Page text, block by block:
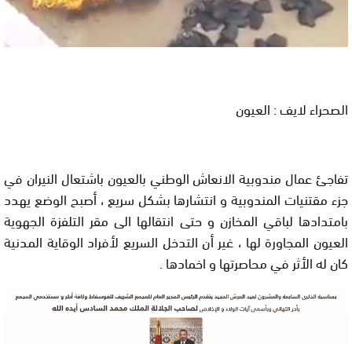
الصحراء لايف : العيون
تفاجئ عمال مندوبية الانعاش الوطني بالعيون باشتعال النيران في
جزء مقتنيات المندوبية و انتشارها بشكل سريع ، أصبح الوضع يهدد
بامتدادها لباقي المخازن و حتى انتقالها الى مقر التلفزة الجهوية
العيون المجاورة لها ، غير أن التدخل السريع لأفراد الوقاية المدنية
كان له الأثر في محاصرتها و اخمادها .